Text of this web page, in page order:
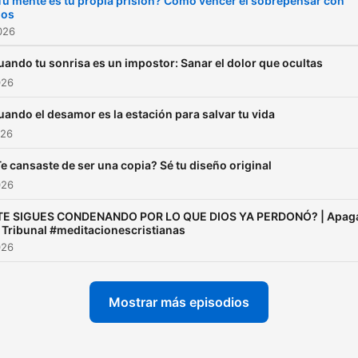
en tu vida. Cada episodio es
profunda que te ayudará a: -
fe - Encontrar dirección en
tu día a día - Poner en
necesita Este no es un
contenido desconectado.
tu sonrisa es un impostor: Sanar el dolor que ocultas
el desamor es la estación para salvar tu vida
cansaste de ser una copia? Sé tu diseño original
SIGUES CONDENANDO POR LO QUE DIOS YA PERDONÓ? |
Tribunal #meditacionescristianas
Mostrar más episodios